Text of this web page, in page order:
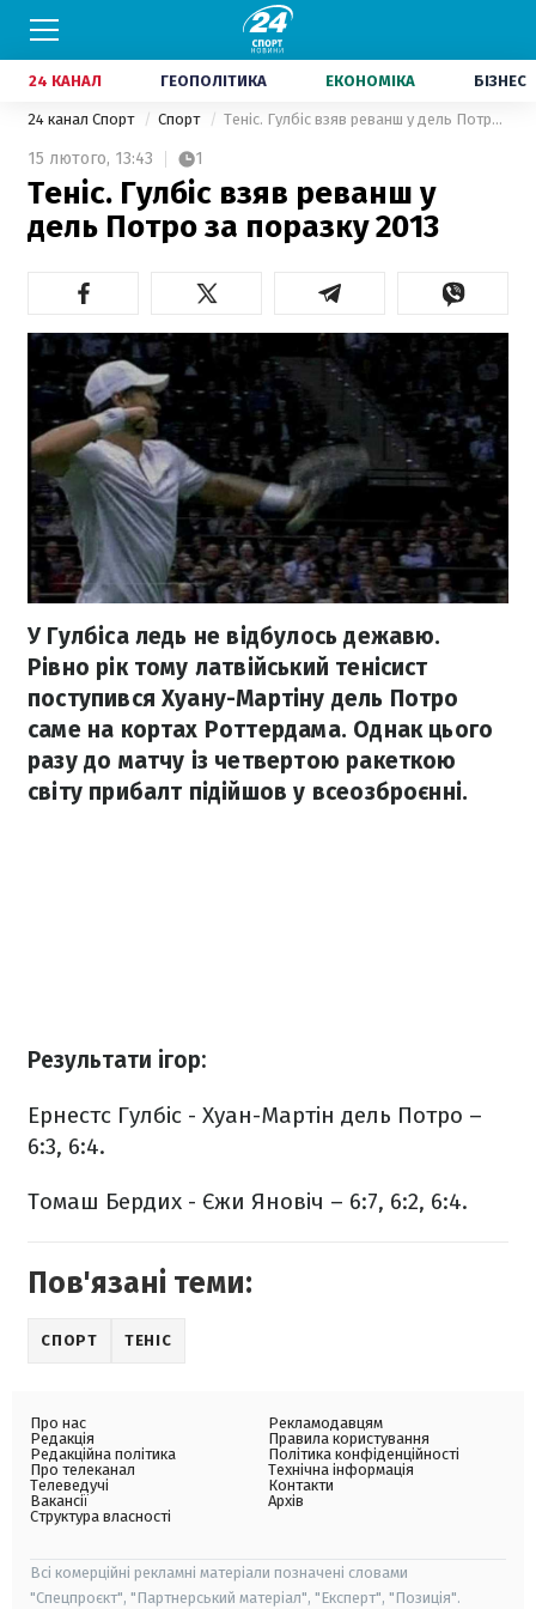
24 КАНАЛ ГЕОПОЛІТИКА ЕКОНОМІКА БІЗНЕС
24 канал Спорт Спорт Теніс. Гулбіс взяв реванш у дель Потро за поразку 2013
15 лютого, 13:43 1
Теніс. Гулбіс взяв реванш у
дель Потро за поразку 2013
У Гулбіса ледь не відбулось дежавю.
Рівно рік тому латвійський тенісист
поступився Хуану-Мартіну дель Потро
саме на кортах Роттердама. Однак цього
разу до матчу із четвертою ракеткою
світу прибалт підійшов у всеозброєнні.
Результати ігор:
Ернестс Гулбіс - Хуан-Мартін дель Потро –
6:3, 6:4.
Томаш Бердих - Єжи Яновіч – 6:7, 6:2, 6:4.
Пов'язані теми:
СПОРТ ТЕНІС
Про нас
Редакція
Редакційна політика
Про телеканал
Телеведучі
Вакансії
Структура власності
Рекламодавцям
Правила користування
Політика конфіденційності
Технічна інформація
Контакти
Архів
Всі комерційні рекламні матеріали позначені словами
"Спецпроєкт", "Партнерський матеріал", "Експерт", "Позиція".